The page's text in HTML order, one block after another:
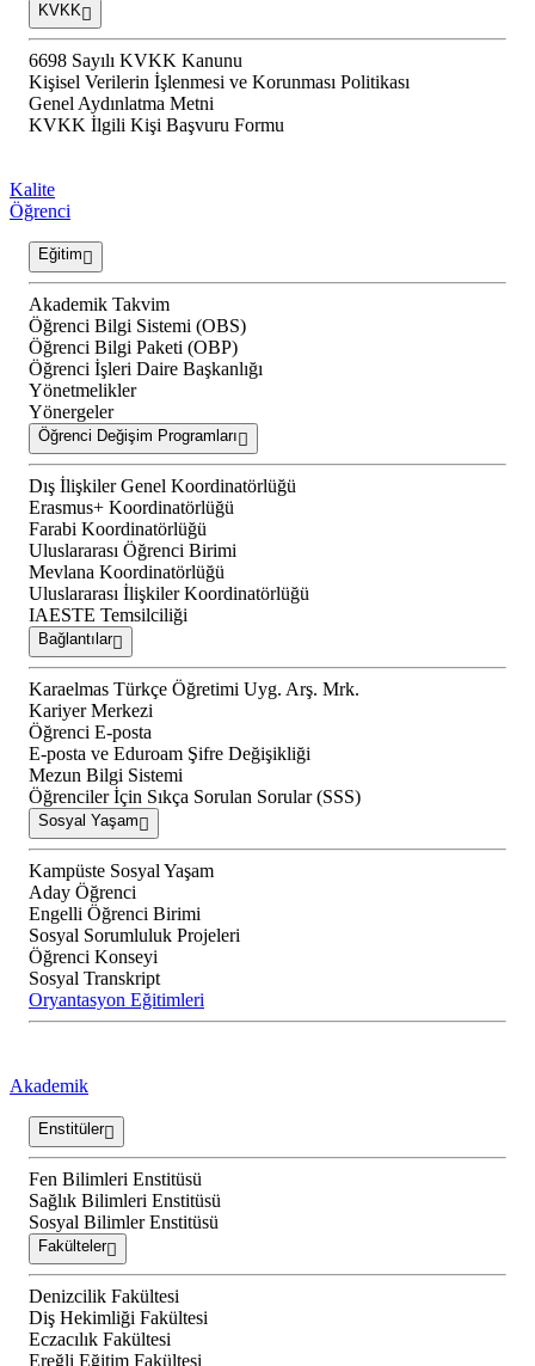
KVKK
6698 Sayılı KVKK Kanunu
Kişisel Verilerin İşlenmesi ve Korunması Politikası
Genel Aydınlatma Metni
KVKK İlgili Kişi Başvuru Formu
Kalite
Öğrenci
Eğitim
Akademik Takvim
Öğrenci Bilgi Sistemi (OBS)
Öğrenci Bilgi Paketi (OBP)
Öğrenci İşleri Daire Başkanlığı
Yönetmelikler
Yönergeler
Öğrenci Değişim Programları
Dış İlişkiler Genel Koordinatörlüğü
Erasmus+ Koordinatörlüğü
Farabi Koordinatörlüğü
Uluslararası Öğrenci Birimi
Mevlana Koordinatörlüğü
Uluslararası İlişkiler Koordinatörlüğü
IAESTE Temsilciliği
Bağlantılar
Karaelmas Türkçe Öğretimi Uyg. Arş. Mrk.
Kariyer Merkezi
Öğrenci E-posta
E-posta ve Eduroam Şifre Değişikliği
Mezun Bilgi Sistemi
Öğrenciler İçin Sıkça Sorulan Sorular (SSS)
Sosyal Yaşam
Kampüste Sosyal Yaşam
Aday Öğrenci
Engelli Öğrenci Birimi
Sosyal Sorumluluk Projeleri
Öğrenci Konseyi
Sosyal Transkript
Oryantasyon Eğitimleri
Akademik
Enstitüler
Fen Bilimleri Enstitüsü
Sağlık Bilimleri Enstitüsü
Sosyal Bilimler Enstitüsü
Fakülteler
Denizcilik Fakültesi
Diş Hekimliği Fakültesi
Eczacılık Fakültesi
Ereğli Eğitim Fakültesi